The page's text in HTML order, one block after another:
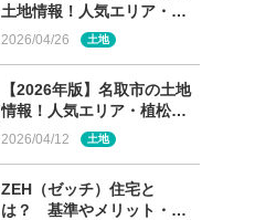
土地情報！人気エリア・中
田6丁目の未公開分譲地を解
2026/04/26 土地
【2026年版】名取市の土地
情報！人気エリア・植松の
未公開分譲地を解説
2026/04/12 土地
ZEH（ゼッチ）住宅と
は？ 基準やメリット・デ